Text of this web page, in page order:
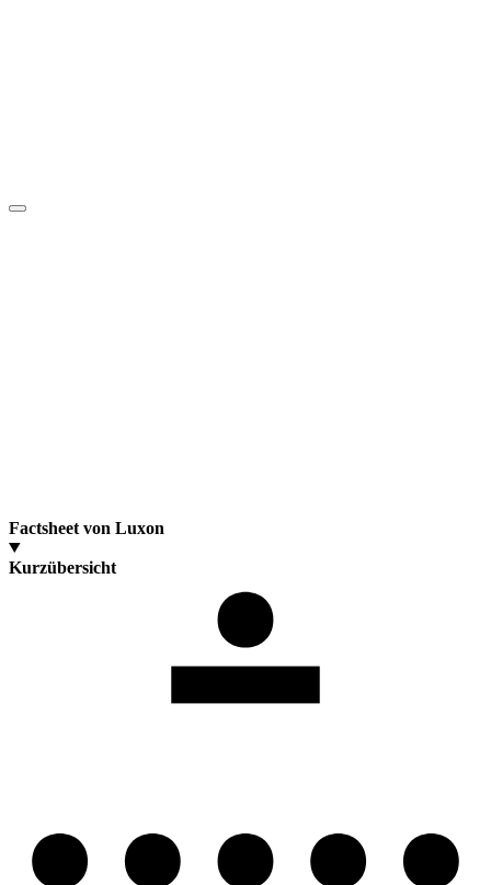
Factsheet von Luxon
Kurzübersicht